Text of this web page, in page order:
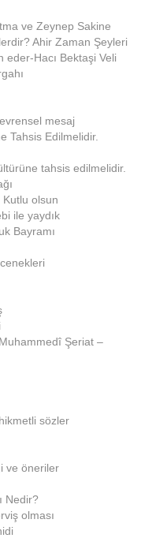
ve Zeynep Sakine
Ahir Zaman Şeyleri
eder-Hacı Bektaşi Veli
mesaj
Tahsis Edilmelidir.
tahsis edilmelidir.
Kutlu olsun
ile yaydık
Bayramı
Şeriat –
sözler
ve öneriler
Nedir?
olması